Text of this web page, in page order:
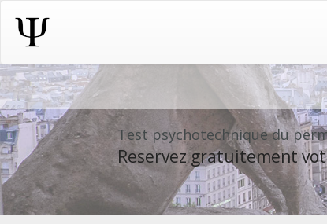
Test psychotechnique du
Reservez gratuitement